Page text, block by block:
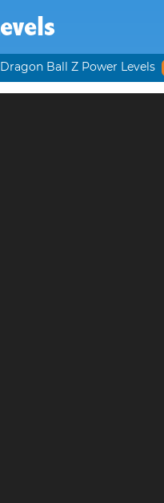
Dragon Ball Z Power Levels